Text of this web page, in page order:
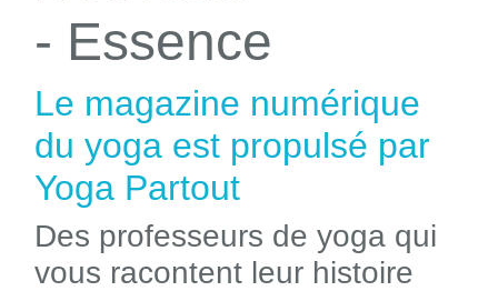
- Essence
Le magazine numérique
du yoga est propulsé par
Yoga Partout
Des professeurs de yoga qui
vous racontent leur histoire